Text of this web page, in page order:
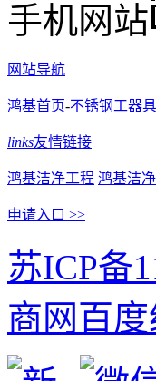
手机网站
网站导航
鸿基首页-不锈钢工器具
links友情链接
鸿基洁净工程 鸿基洁
申请入口 >>
苏ICP备
商网百